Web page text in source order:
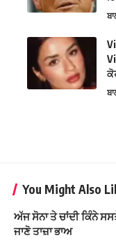
You Might Also
ਅੱਜ ਸੋਨਾ ਤੇ ਚਾਂਦੀ ਕਿੰਨੇ
ਜਾਣੋ ਤਾਜ਼ਾ ਭਾਅ